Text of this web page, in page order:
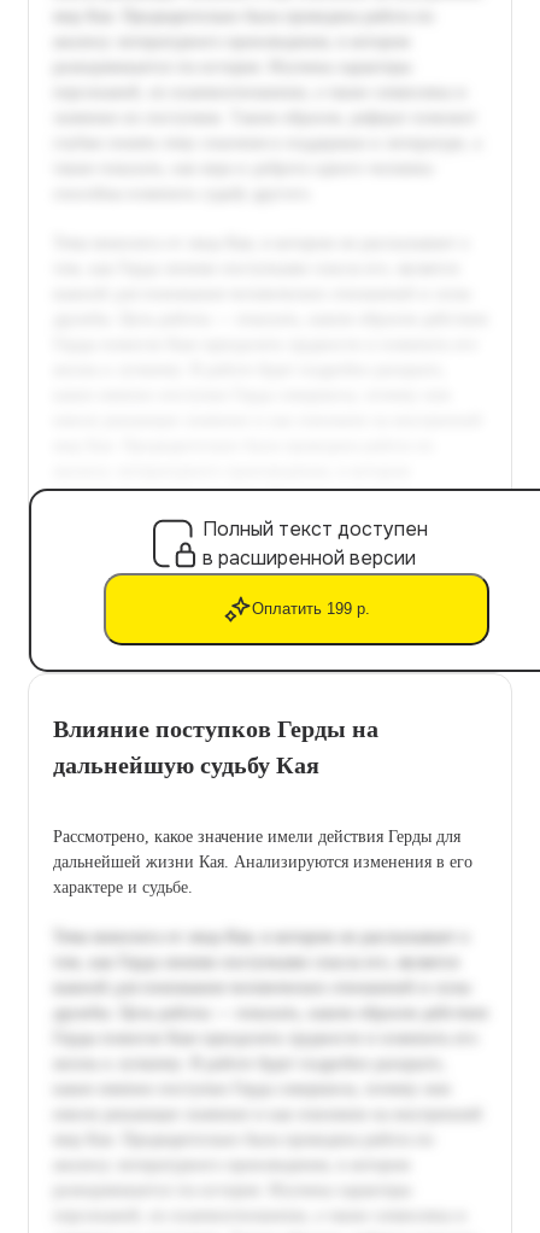
Полный текст доступен
в расширенной версии
Оплатить 199 р.
Влияние поступков Герды на
дальнейшую судьбу Кая
Рассмотрено, какое значение имели действия Герды для
дальнейшей жизни Кая. Анализируются изменения в его
характере и судьбе.